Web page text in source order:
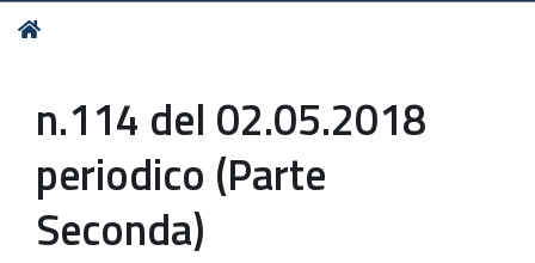
Tu
n.114 del 02.05.2018
periodico (Parte
Seconda)